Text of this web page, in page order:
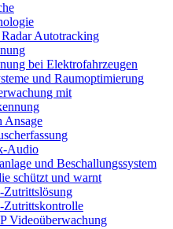
Autotracking​
bei Elektrofahrzeugen
und Raumoptimierung
mit
Ansage
Audio
und Beschallungssystem
schützt und warnt
Zutrittslösung
Zutrittskontrolle
Videoüberwachung